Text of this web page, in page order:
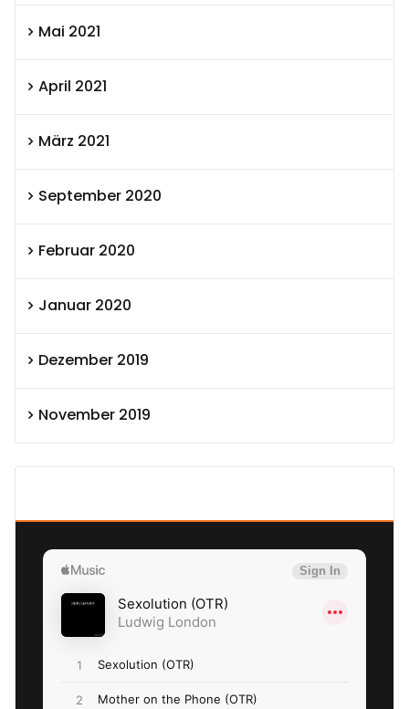
Mai 2021
April 2021
März 2021
September 2020
Februar 2020
Januar 2020
Dezember 2019
November 2019